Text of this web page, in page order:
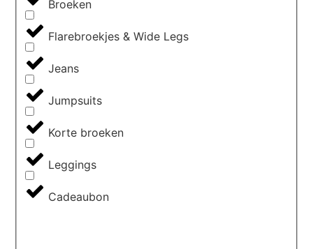
Broeken
Flarebroekjes & Wide Legs
Jeans
Jumpsuits
Korte broeken
Leggings
Cadeaubon